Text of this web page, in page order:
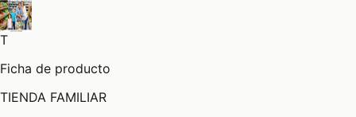
T
Ficha de producto
TIENDA FAMILIAR